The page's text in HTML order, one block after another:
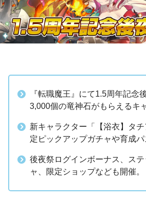
『転職魔王』にて1.5周年記念
3,000個の竜神石がもらえるキ
新キャラクター「【浴衣】タ
定ピックアップガチャや育成パ
後夜祭ログインボーナス、ス
ャ、限定ショップなども開催。